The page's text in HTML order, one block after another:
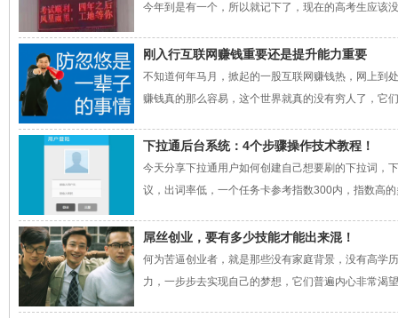
今年到是有一个，所以就记下了，现在的高考生应该
刚入行互联网赚钱重要还是提升能力重要
不知道何年马月，掀起的一股互联网赚钱热，网上到
赚钱真的那么容易，这个世界就真的没有穷人了，它
下拉通后台系统：4个步骤操作技术教程！
今天分享下拉通用户如何创建自己想要刷的下拉词，
议，出词率低，一个任务卡参考指数300内，指数高
屌丝创业，要有多少技能才能出来混！
何为苦逼创业者，就是那些没有家庭背景，没有高学
力，一步步去实现自己的梦想，它们普遍内心非常渴